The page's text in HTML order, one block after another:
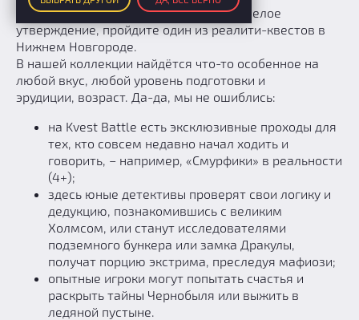
РЕЙТИНГ КОМАНД
Итоговый рейтинг
По количеству очков
По качеству игры
Список команд
ПОИСК КОМАНДЫ
КВЕСТ БАТЛ
О Квест Батле
Как подсчитываются рейтинги
Призы
Новости
Добавить квест
КВЕСТ В ПОДАРОК
Если есть желание проверить столь смелое
утверждение, пройдите один из реалити-квестов в
Нижнем Новгороде.
В нашей коллекции найдётся что-то особенное на
любой вкус, любой уровень подготовки и
эрудиции, возраст. Да-да, мы не ошиблись:
на Kvest Battle есть эксклюзивные проходы для
тех, кто совсем недавно начал ходить и
говорить, − например, «Смурфики» в реальности
(4+);
здесь юные детективы проверят свои логику и
дедукцию, познакомившись с великим
Холмсом, или станут исследователями
подземного бункера или замка Дракулы,
получат порцию экстрима, преследуя мафиози;
опытные игроки могут попытать счастья и
раскрыть тайны Чернобыля или выжить в
ледяной пустыне.